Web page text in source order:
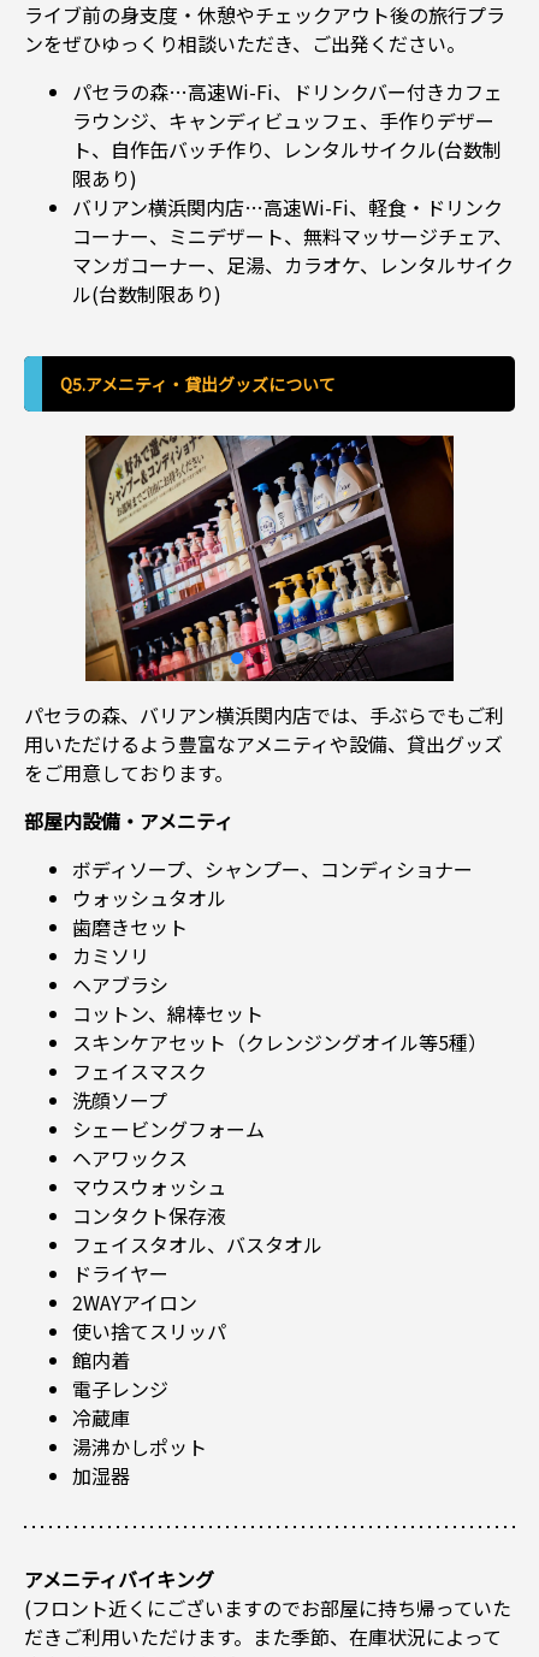
ライブ前の身支度・休憩やチェックアウト後の旅行プラ
ンをぜひゆっくり相談いただき、ご出発ください。
パセラの森…高速Wi-Fi、ドリンクバー付きカフェ
ラウンジ、キャンディビュッフェ、手作りデザー
ト、自作缶バッチ作り、レンタルサイクル(台数制
限あり)
バリアン横浜関内店…高速Wi-Fi、軽食・ドリンク
コーナー、ミニデザート、無料マッサージチェア、
マンガコーナー、足湯、カラオケ、レンタルサイク
ル(台数制限あり)
Q5.アメニティ・貸出グッズについて
パセラの森、バリアン横浜関内店では、手ぶらでもご利
用いただけるよう豊富なアメニティや設備、貸出グッズ
をご用意しております。
部屋内設備・アメニティ
ボディソープ、シャンプー、コンディショナー
ウォッシュタオル
歯磨きセット
カミソリ
ヘアブラシ
コットン、綿棒セット
スキンケアセット（クレンジングオイル等5種）
フェイスマスク
洗顔ソープ
シェービングフォーム
ヘアワックス
マウスウォッシュ
コンタクト保存液
フェイスタオル、バスタオル
ドライヤー
2WAYアイロン
使い捨てスリッパ
館内着
電子レンジ
冷蔵庫
湯沸かしポット
加湿器
アメニティバイキング
(フロント近くにございますのでお部屋に持ち帰っていた
だきご利用いただけます。また季節、在庫状況によって